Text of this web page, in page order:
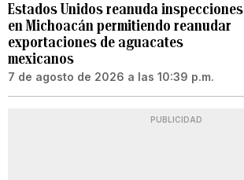
Estados Unidos reanuda inspecciones
en Michoacán permitiendo reanudar
exportaciones de aguacates
mexicanos
7 de agosto de 2026 a las 10:39 p.m.
PUBLICIDAD